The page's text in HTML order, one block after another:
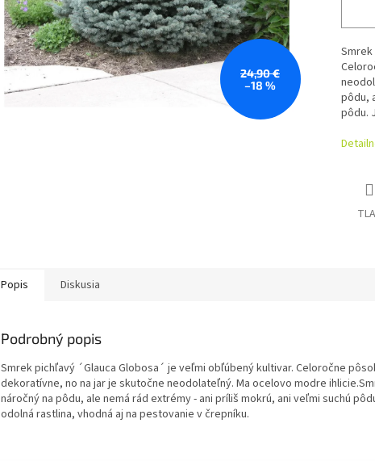
24,90 €
–18 %
pôdu,
pôdu.
Popis Diskusia
Podrobný popis
Smrek pichľavý ´Glauca Globosa´ je veľmi obľúbený kultivar. Celoročne
dekoratívne, no na jar je skutočne neodolateľný. Ma ocelovo modre ihlicie.
náročný na pôdu, ale nemá rád extrémy - ani príliš mokrú, ani veľmi suchú
odolná rastlina, vhodná aj na pestovanie v črepníku.